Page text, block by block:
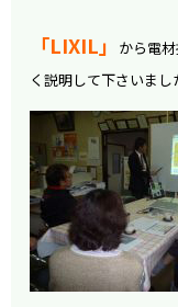
「LIXIL」
から電
く説明して下さいまし